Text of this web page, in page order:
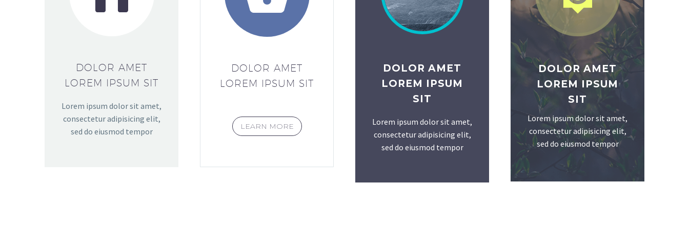
DOLOR AMET
LOREM IPSUM SIT
Lorem ipsum dolor sit amet,
consectetur adipisicing elit,
sed do eiusmod tempor
DOLOR AMET
LOREM IPSUM SIT
LEARN MORE
DOLOR AMET
LOREM IPSUM
SIT
Lorem ipsum dolor sit amet,
consectetur adipisicing elit,
sed do eiusmod tempor
DOLOR AMET
LOREM IPSUM
SIT
Lorem ipsum dolor sit amet,
consectetur adipisicing elit,
sed do eiusmod tempor